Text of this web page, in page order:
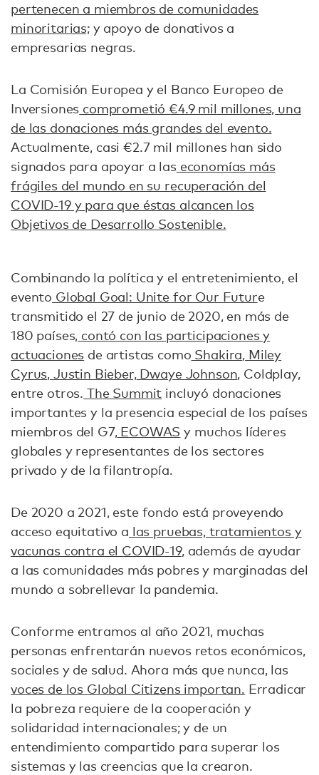
pertenecen a miembros de comunidades
minoritarias;y apoyo de donativos a
empresarias negras.
La Comisión Europea y el Banco Europeo de
Inversiones comprometió €4.9 mil millones, una
de las donaciones más grandes del evento.
Actualmente, casi €2.7 mil millones han sido
signados para apoyar a laseconomías más
frágiles del mundo en su recuperación del
COVID-19 y para que éstas alcancen los
Objetivos de Desarrollo Sostenible.
Combinando la política y el entretenimiento, el
evento Global Goal: Unite for Our Future
transmitido el 27 de junio de 2020, en más de
180 países, contó con las participaciones y
actuaciones de artistas como Shakira, Miley
Cyrus, Justin Bieber,Dwaye Johnson, Coldplay,
entre otros. The Summit incluyó donaciones
importantes y la presencia especial de los países
miembros del G7,ECOWAS y muchos líderes
globales y representantes de los sectores
privado y de la filantropía.
De 2020 a 2021, este fondo está proveyendo
acceso equitativo a las pruebas, tratamientos y
vacunas contra el COVID-19, además de ayudar
a las comunidades más pobres y marginadas del
mundo a sobrellevar la pandemia.
Conforme entramos al año 2021, muchas
personas enfrentarán nuevos retos económicos,
sociales y de salud. Ahora más que nunca, las
voces de los Global Citizens importan. Erradicar
la pobreza requiere de la cooperación y
solidaridad internacionales; y de un
entendimiento compartido para superar los
sistemas y las creencias que la crearon.